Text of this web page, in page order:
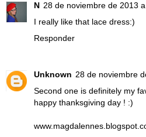
N 28 de noviembre de 2013
I really like that lace dress:)
Responder
Unknown 28 de noviembre
Second one is definitely my
happy thanksgiving day ! :)